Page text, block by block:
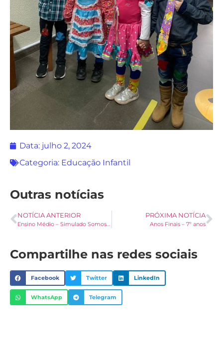
Data: julho 2, 2024
Categoria: Educação Infantil
Outras notícias
NOTÍCIA ANTERIOR
Ensino Médio – Simulado Somos Educação
PRÓXIMA NOTÍCIA
Anos Finais – 7º anos
Compartilhe nas redes sociais
Facebook Twitter LinkedIn
WhatsApp Telegram